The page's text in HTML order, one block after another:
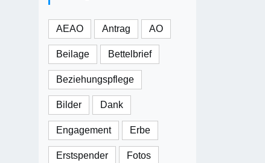
AEAO Antrag AO
Beilage Bettelbrief
Beziehungspflege
Bilder Dank
Engagement Erbe
Erstspender Fotos